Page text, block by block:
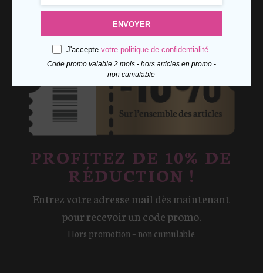
PROFITEZ DE 10% DE
RÉDUCTION !
Entrez votre adresse mail dès maintenant
pour recevoir un code promo.
Hors promotion – non cumulable
ENVOYER
J'accepte votre politique de confidentialité.
Code promo valable 2 mois - hors articles en promo -
non cumulable